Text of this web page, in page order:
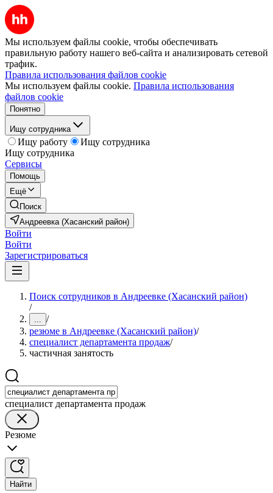
Мы используем файлы cookie, чтобы обеспечивать
правильную работу нашего веб-сайта и анализировать сетевой
трафик.
Правила использования файлов cookie
Мы используем файлы cookie. Правила использования
файлов cookie
Понятно
Ищу сотрудника
Ищу работу
Ищу сотрудника
Ищу сотрудника
Сервисы
Помощь
Ещё
Поиск
Андреевка (Хасанский район)
Войти
Войти
Зарегистрироваться
Поиск сотрудников в Андреевке (Хасанский район)
/
... /
резюме в Андреевке (Хасанский район)/
специалист департамента продаж/
частичная занятость
специалист департамента продаж
Резюме
Найти